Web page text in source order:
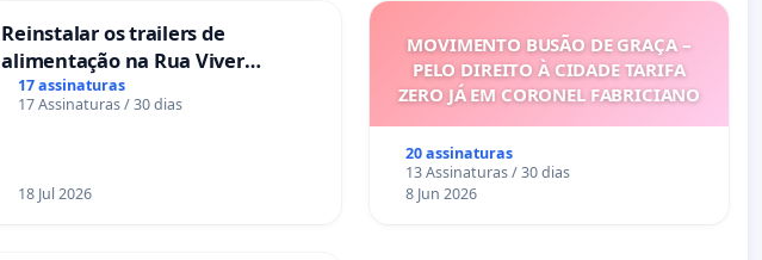
Reinstalar os trailers de
alimentação na Rua Viver
Salvador
17 assinaturas
17 Assinaturas / 30 dias
18 Jul 2026
MOVIMENTO BUSÃO DE GRAÇA –
PELO DIREITO À CIDADE TARIFA
ZERO JÁ EM CORONEL FABRICIANO
20 assinaturas
13 Assinaturas / 30 dias
8 Jun 2026